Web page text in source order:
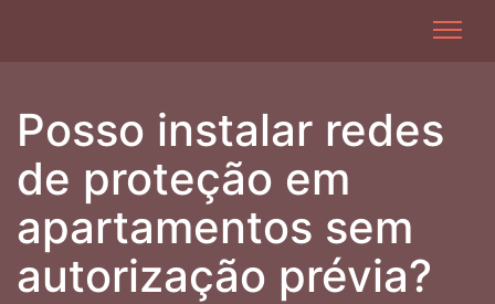
Posso instalar redes
de proteção em
apartamentos sem
autorização prévia?